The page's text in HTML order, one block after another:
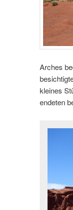
Arches
kleines
endeten